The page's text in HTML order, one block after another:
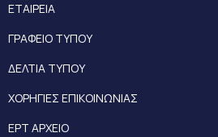
ΕΤΑΙΡΕΙΑ
ΓΡΑΦΕΙΟ ΤΥΠΟΥ
ΔΕΛΤΙΑ ΤΥΠΟΥ
ΧΟΡΗΓΙΕΣ ΕΠΙΚΟΙΝΩΝΙΑΣ
ΕΡΤ ΑΡΧΕΙΟ